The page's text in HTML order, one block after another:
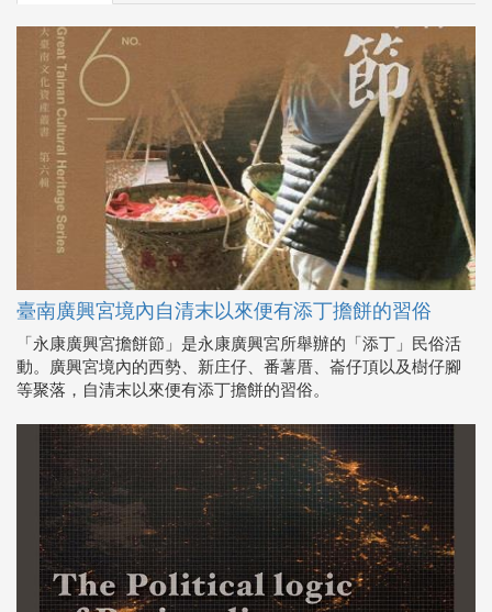
臺南廣興宮境內自清末以來便有添丁擔餅的習俗
「永康廣興宮擔餅節」是永康廣興宮所舉辦的「添丁」民俗活
動。廣興宮境內的西勢、新庄仔、番薯厝、崙仔頂以及樹仔腳
等聚落，自清末以來便有添丁擔餅的習俗。